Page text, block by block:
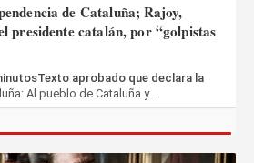
de Cataluña; Rajoy,
presidente catalán, por “golpistas
aprobado que declara la
Al pueblo de Cataluña y…